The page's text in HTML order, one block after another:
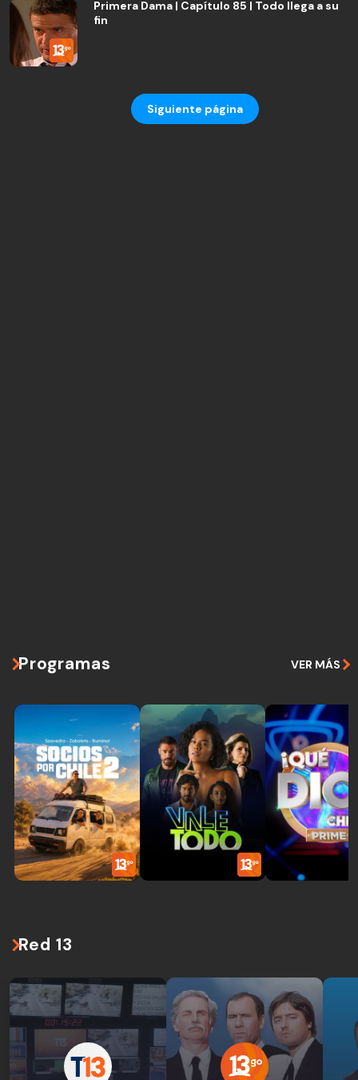
Primera Dama | Capítulo 85 | Todo llega a su
fin
Siguiente página
Programas VER MÁS
Red 13